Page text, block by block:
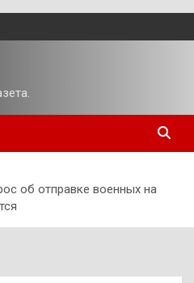
об отправке военных на